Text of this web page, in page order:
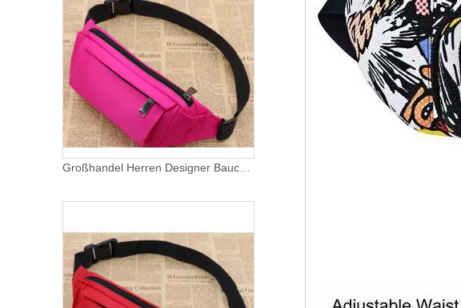
Großhandel Herren Designer Bauchtasche Gürteltasche hochwertige Oxford Sport Crossbody Brusttaschen individuelles Logo